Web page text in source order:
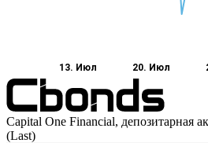
13. Июл 20. Июл
Capital One Financial, депозитарная
(Last)